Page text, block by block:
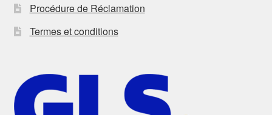
Procédure de Réclamation
Termes et conditions